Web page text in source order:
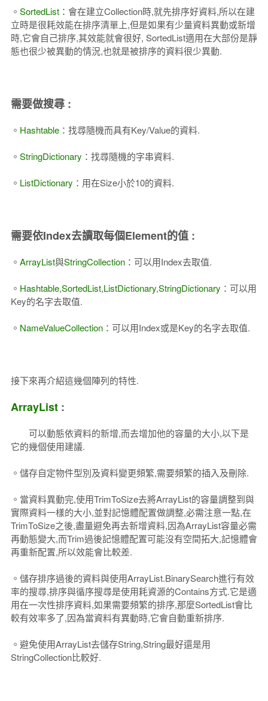
。 SortedList：會在建立Collection時,就先排序好資料,所以在建
立時是很耗效能在排序清單上,但是如果有少量資料異動或新增
時,它會自己排序,其效能就會很好, SortedList適用在大部份是靜
態也很少被異動的情況,也就是被排序的資料很少異動.
需要做搜尋 :
。 Hashtable：找尋隨機而具有Key/Value的資料.
。 StringDictionary ：找尋隨機的字串資料.
。 ListDictionary ：用在Size小於10的資料.
需要依Index去讀取每個Element的值 :
。 ArrayList與StringCollection：可以用Index去取值.
。 Hashtable,SortedList,ListDictionary,StringDictionary ：可以用
Key的名字去取值.
。 NameValueCollection：可以用Index或是Key的名字去取值.
接下來再介紹這幾個陣列的特性.
ArrayList:
可以動態依資料的新增,而去增加他的容量的大小,以下是
它的幾個使用建議.
。儲存自定物件型別及資料變更頻繁,需要頻繁的插入及刪除.
。當資料異動完,使用TrimToSize去將ArrayList的容量調整到與
實際資料一樣的大小,並對記憶體配置做調整,必需注意一點,在
TrimToSize之後,盡量避免再去新增資料,因為ArrayList容量必需
再動態變大,而Trim過後記憶體配置可能沒有空間拓大,記憶體會
再重新配置,所以效能會比較差.
。儲存排序過後的資料與使用ArrayList.BinarySearch進行有效
率的搜尋,排序與循序搜尋是使用耗資源的Contains方式.它是適
用在一次性排序資料,如果需要頻繁的排序,那麼SortedList會比
較有效率多了,因為當資料有異動時,它會自動重新排序.
。避免使用ArrayList去儲存String,String最好還是用
StringCollection比較好.